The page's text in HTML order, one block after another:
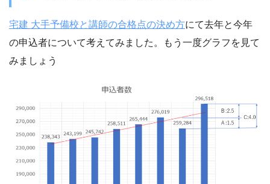
宅建 大手予備校と講師の合格点の決め方にて去年と今年
の申込者について考えてみました。もう一度グラフを見て
みましょう